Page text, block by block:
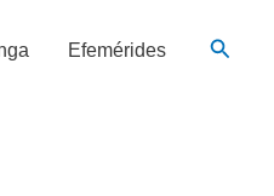
Efemérides